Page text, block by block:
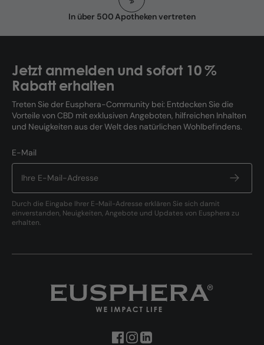
In über 500 Apotheken vertreten
Jetzt anmelden und sofort 10 %
Rabatt erhalten
Treten Sie der Eusphera-Community bei: Entdecken Sie die
Vorteile von CBD mit exklusiven Angeboten, hilfreichen Inhalten
und Neuigkeiten aus der Welt des natürlichen Wohlbefindens.
E-Mail
Durch die Eingabe Ihrer E-Mail-Adresse erklären Sie sich damit
einverstanden, Neuigkeiten, Angebote und Updates von Eusphera zu
erhalten.